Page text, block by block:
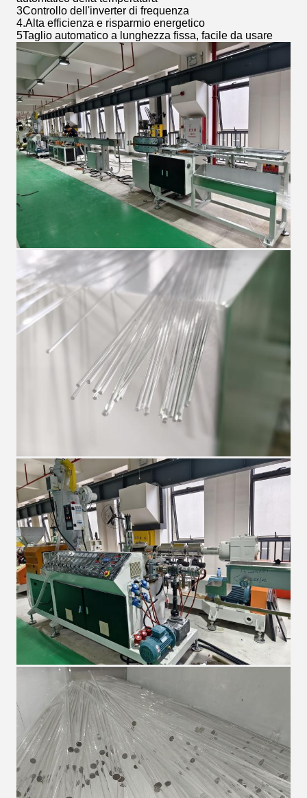
3Controllo dell'inverter di frequenza
4.Alta efficienza e risparmio energetico
5Taglio automatico a lunghezza fissa, facile da usare